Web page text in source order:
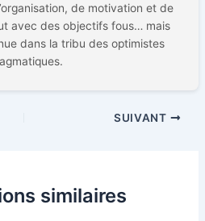
de motivation et de
avec des objectifs fous… mais
dans la tribu des optimistes
SUIVANT
similaires